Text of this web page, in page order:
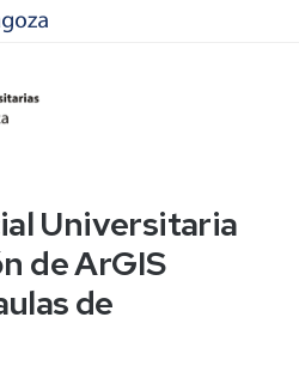
Universitaria
de ArGIS
de